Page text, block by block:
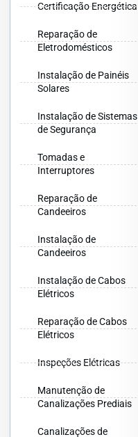
Certificação Energética
Reparação de
Eletrodomésticos
Instalação de Painéis
Solares
Instalação de Sistemas
de Segurança
Tomadas e
Interruptores
Reparação de
Candeeiros
Instalação de
Candeeiros
Instalação de Cabos
Elétricos
Reparação de Cabos
Elétricos
Inspeções Elétricas
Manutenção de
Canalizações Prediais
Canalizações de